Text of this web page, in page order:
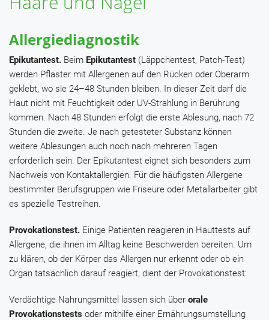
Allergiediagnostik
Epikutantest. Beim Epikutantest (Läppchentest, Patch-Test)
werden Pflaster mit Allergenen auf den Rücken oder Oberarm
geklebt, wo sie 24–48 Stunden bleiben. In dieser Zeit darf die
Haut nicht mit Feuchtigkeit oder UV-Strahlung in Berührung
kommen. Nach 48 Stunden erfolgt die erste Ablesung, nach 72
Stunden die zweite. Je nach getesteter Substanz können
weitere Ablesungen auch noch nach mehreren Tagen
erforderlich sein. Der Epikutantest eignet sich besonders zum
Nachweis von Kontaktallergien. Für die häufigsten Allergene
bestimmter Berufsgruppen wie Friseure oder Metallarbeiter gibt
es spezielle Testreihen.
Provokationstest. Einige Patienten reagieren in Hauttests auf
Allergene, die ihnen im Alltag keine Beschwerden bereiten. Um
zu klären, ob der Körper das Allergen nur erkennt oder ob ein
Organ tatsächlich darauf reagiert, dient der Provokationstest:
Verdächtige Nahrungsmittel lassen sich über orale
Provokationstests oder mithilfe einer Ernährungsumstellung